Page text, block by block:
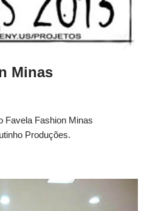
Minas
Favela Fashion Minas
Produções.